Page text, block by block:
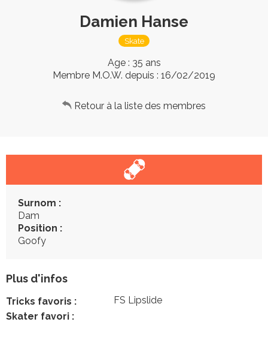
Damien Hanse
Skate
Age : 35 ans
Membre M.O.W. depuis : 16/02/2019
Retour à la liste des membres
Surnom :
Dam
Position :
Goofy
Plus d'infos
Tricks favoris :
FS Lipslide
Skater favori :